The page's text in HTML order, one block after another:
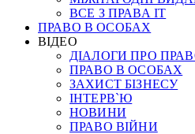
ВСЕ З ПРАВА ІТ
ПРАВО В ОСОБАХ
ВІДЕО
ДІАЛОГИ ПРО
ПРАВО В ОСОБАХ
ЗАХИСТ БІЗНЕСУ
ІНТЕРВ`Ю
НОВИНИ
ПРАВО ВІЙНИ